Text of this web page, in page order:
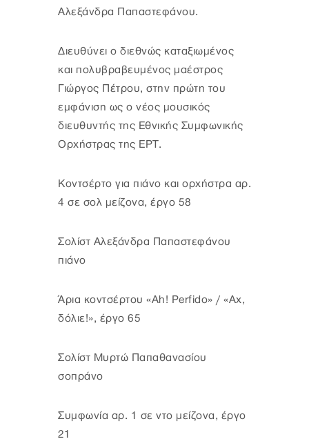
Αλεξάνδρα Παπαστεφάνου.
Διευθύνει ο διεθνώς καταξιωμένος
και πολυβραβευμένος μαέστρος
Γιώργος Πέτρου, στην πρώτη του
εμφάνιση ως ο νέος μουσικός
διευθυντής της Εθνικής Συμφωνικής
Ορχήστρας της ΕΡΤ.
Κοντσέρτο για πιάνο και ορχήστρα αρ.
4 σε σολ μείζονα, έργο 58
Σολίστ Αλεξάνδρα Παπαστεφάνου
πιάνο
Άρια κοντσέρτου «Ah! Perfido» / «Αχ,
δόλιε!», έργο 65
Σολίστ Μυρτώ Παπαθανασίου
σοπράνο
Συμφωνία αρ. 1 σε ντο μείζονα, έργο
21